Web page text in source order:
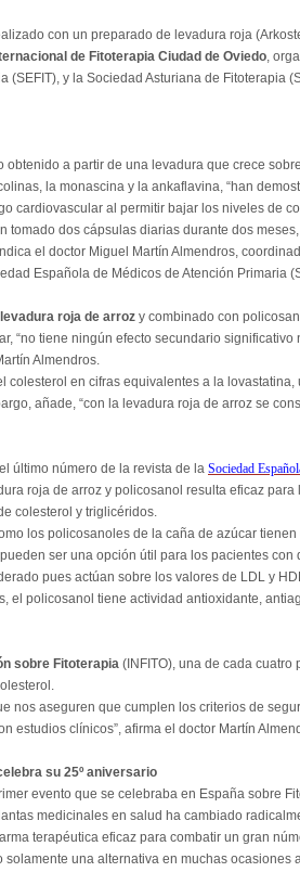
con un preparado de levadura roja
de Fitoterapia Ciudad de Oviedo,
(SEFIT), y la Sociedad Asturiana de Fitoterapia
obtenido a partir de una levadura que crece
la monascina y la ankaflavina, “han
cardiovascular al permitir bajar los niveles de
tomado dos cápsulas diarias durante dos
el doctor Miguel Martín Almendros,
Española de Médicos de Atención Primaria
levadura roja de arroz y combinado con
“no tiene ningún efecto secundario significativo
Almendros.
colesterol en cifras equivalentes a la lovastatina,
añade, “con la levadura roja de arroz se
último número de la revista de la Sociedad
roja de arroz y policosanol resulta eficaz para
colesterol y triglicéridos.
los policosanoles de la caña de azúcar tienen
ser una opción útil para los pacientes con
pues actúan sobre los valores de LDL y
el policosanol tiene actividad antioxidante,
sobre Fitoterapia (INFITO), una de cada cuatro
nos aseguren que cumplen los criterios de
estudios clínicos”, afirma el doctor Martín
su 25º aniversario
evento que se celebraba en España sobre
medicinales en salud ha cambiado
terapéutica eficaz para combatir un gran
una alternativa en muchas ocasiones